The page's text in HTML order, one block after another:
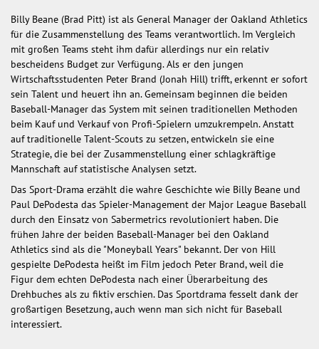
Billy Beane (Brad Pitt) ist als General Manager der Oakland Athletics
für die Zusammenstellung des Teams verantwortlich. Im Vergleich
mit großen Teams steht ihm dafür allerdings nur ein relativ
bescheidens Budget zur Verfügung. Als er den jungen
Wirtschaftsstudenten Peter Brand (Jonah Hill) trifft, erkennt er sofort
sein Talent und heuert ihn an. Gemeinsam beginnen die beiden
Baseball-Manager das System mit seinen traditionellen Methoden
beim Kauf und Verkauf von Profi-Spielern umzukrempeln. Anstatt
auf traditionelle Talent-Scouts zu setzen, entwickeln sie eine
Strategie, die bei der Zusammenstellung einer schlagkräftige
Mannschaft auf statistische Analysen setzt.
Das Sport-Drama erzählt die wahre Geschichte wie Billy Beane und
Paul DePodesta das Spieler-Management der Major League Baseball
durch den Einsatz von Sabermetrics revolutioniert haben. Die
frühen Jahre der beiden Baseball-Manager bei den Oakland
Athletics sind als die "Moneyball Years" bekannt. Der von Hill
gespielte DePodesta heißt im Film jedoch Peter Brand, weil die
Figur dem echten DePodesta nach einer Überarbeitung des
Drehbuches als zu fiktiv erschien. Das Sportdrama fesselt dank der
großartigen Besetzung, auch wenn man sich nicht für Baseball
interessiert.